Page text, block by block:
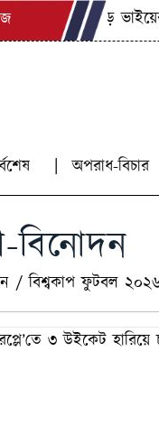
বড় ভাইয়ের
অপরাধ-বিচার
বিনোদন
/বিশ্বকাপ ফুটবল